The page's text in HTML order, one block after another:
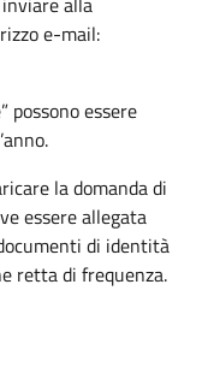
e-mail:
possono essere
la domanda di
essere allegata
di identità
retta di frequenza.